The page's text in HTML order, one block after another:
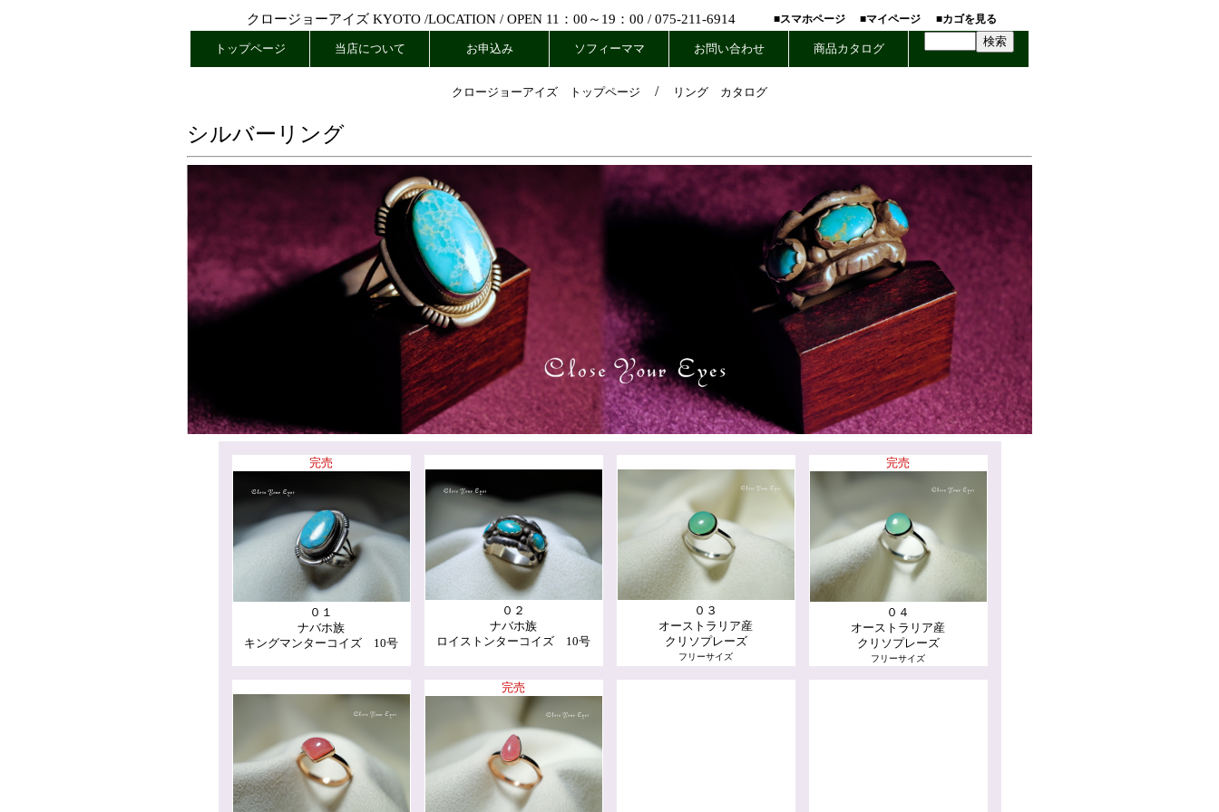
クロージョーアイズ KYOTO /LOCATION/ OPEN 11：00～19：00 / 075-211-6914 ■スマホページ ■マイページ ■カゴを見る
トップページ 当店について お申込み ソフィーママ お問い合わせ 商品カタログ
クロージョーアイズ トップページ / リング カタログ
シルバーリング
完売
０１
ナバホ族
キングマンターコイズ 10号
０２
ナバホ族
ロイストンターコイズ 10号
０３
オーストラリア産
クリソプレーズ
フリーサイズ
完売
０４
オーストラリア産
クリソプレーズ
フリーサイズ
完売